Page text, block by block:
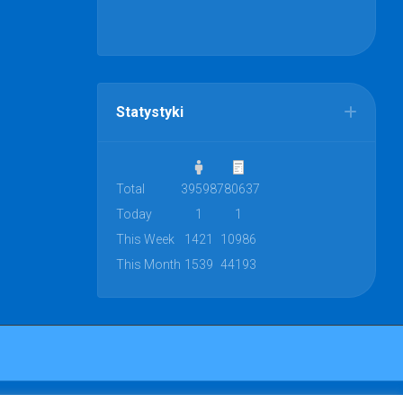
Statystyki
Total 39598780637
Today
1
1
This Week
1421
10986
This Month 1539 44193